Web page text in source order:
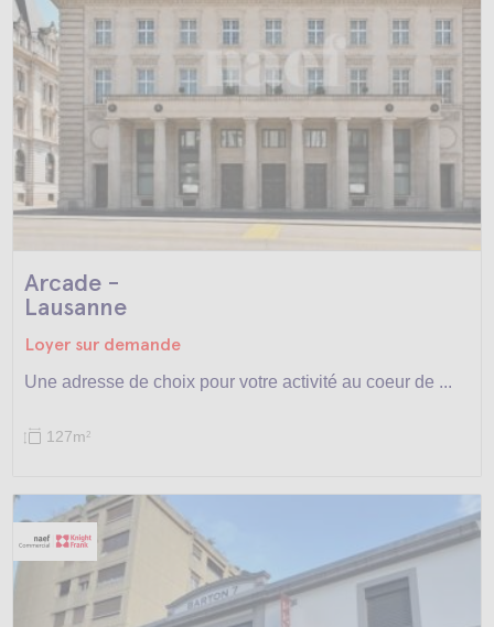
Arcade -
Lausanne
Loyer sur demande
Une adresse de choix pour votre activité au coeur de ...
127m2